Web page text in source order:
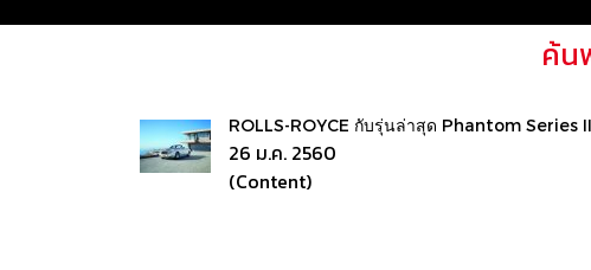
ค้น
ROLLS-ROYCE กับรุ่นล่าสุด Phantom Series
26 ม.ค. 2560
(Content)